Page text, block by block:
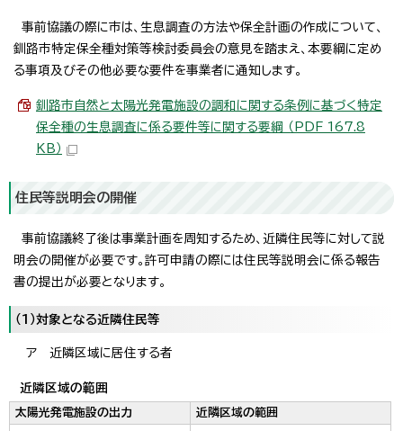
事前協議の際に市は、生息調査の方法や保全計画の作成について、
釧路市特定保全種対策等検討委員会の意見を踏まえ、本要綱に定め
る事項及びその他必要な要件を事業者に通知します。
釧路市自然と太陽光発電施設の調和に関する条例に基づく特定
保全種の生息調査に係る要件等に関する要綱 （PDF 167.8
KB）
住民等説明会の開催
事前協議終了後は事業計画を周知するため、近隣住民等に対して説
明会の開催が必要です。許可申請の際には住民等説明会に係る報告
書の提出が必要となります。
（1）対象となる近隣住民等
ア 近隣区域に居住する者
近隣区域の範囲
太陽光発電施設の出力 近隣区域の範囲